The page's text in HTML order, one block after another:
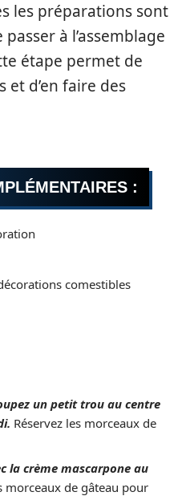
les préparations sont
à l’assemblage
étape permet de
et d’en faire des
:
comestibles
un petit trou au centre
Réservez les morceaux de
la crème mascarpone au
morceaux de gâteau pour